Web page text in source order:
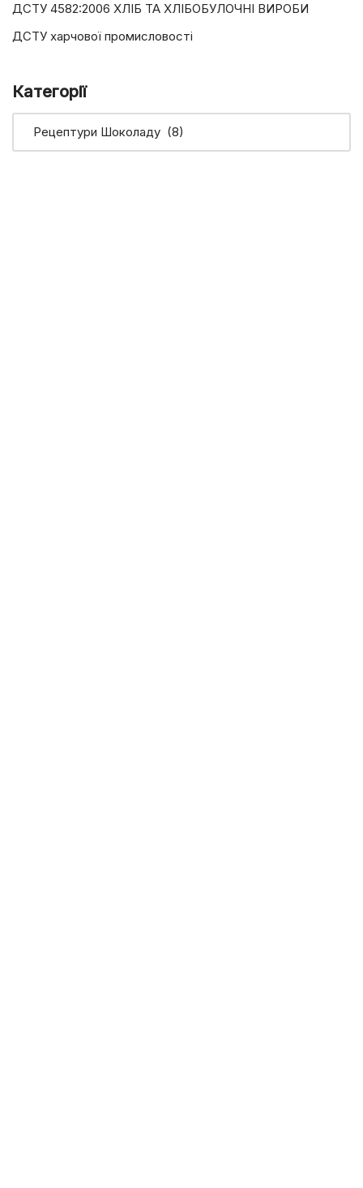
ДСТУ 4582:2006 ХЛІБ ТА ХЛІБОБУЛОЧНІ ВИРОБИ
ДСТУ харчової промисловості
Категорії